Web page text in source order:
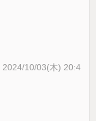
2024/10/03(木) 20:4